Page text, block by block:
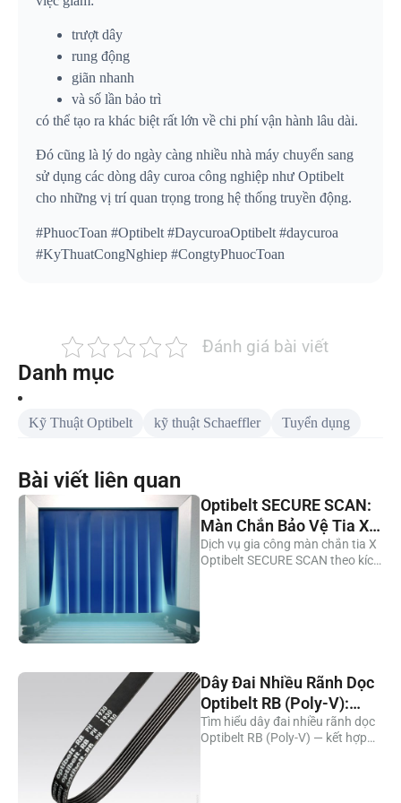
trượt dây
rung động
giãn nhanh
và số lần bảo trì
có thể tạo ra khác biệt rất lớn về chi phí vận hành lâu dài.
Đó cũng là lý do ngày càng nhiều nhà máy chuyển sang
sử dụng các dòng dây curoa công nghiệp như Optibelt
cho những vị trí quan trọng trong hệ thống truyền động.
#PhuocToan #Optibelt #DaycuroaOptibelt #daycuroa
#KyThuatCongNghiep #CongtyPhuocToan
Đánh giá bài viết
Danh mục
Kỹ Thuật Optibelt kỹ thuật Schaeffler Tuyển dụng
Bài viết liên quan
Optibelt SECURE SCAN:
Màn Chắn Bảo Vệ Tia X
Cắt Theo Yêu Cầu Cho
Máy Soi Thực Phẩm
Dịch vụ gia công màn chắn tia X
Optibelt SECURE SCAN theo kích
Dây Đai Nhiều Rãnh Dọc
Optibelt RB (Poly-V):
Profile PH PJ PK PL PM
Tìm hiểu dây đai nhiều rãnh dọc
Optibelt RB (Poly-V) — kết hợp